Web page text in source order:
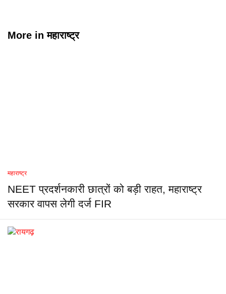
More inमहाराष्ट्र
महाराष्ट्र
NEET प्रदर्शनकारी छात्रों को बड़ी राहत, महाराष्ट्र
सरकार वापस लेगी दर्ज FIR